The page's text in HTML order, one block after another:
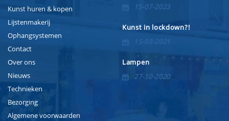
Kunst huren & kopen
Lijstenmakerij
Ophangsystemen
Contact
Over ons
Nieuws
Technieken
Bezorging
Algemene voorwaarden
15-07-2023
Kunst in lockdown?!
15-03-2021
Lampen
27-10-2020